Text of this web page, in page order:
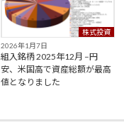
株式投資
2026年1月7日
組入銘柄 2025年12月 –円
安、米国高で資産総額が最高
値となりました